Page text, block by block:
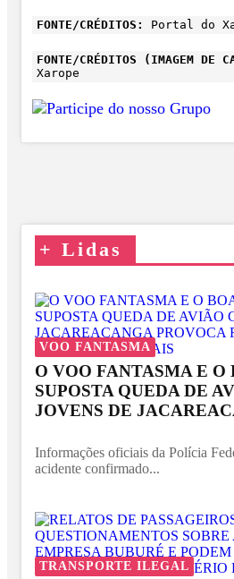
FONTE/CRÉDITOS: Portal do
FONTE/CRÉDITOS (IMAGEM DE
Xarope
+ Lidas
VOO FANTASMA
O VOO FANTASMA E O
SUPOSTA QUEDA DE
JOVENS DE
Informações oficiais da Polícia
acidente confirmado...
TRANSPORTE ILEGAL